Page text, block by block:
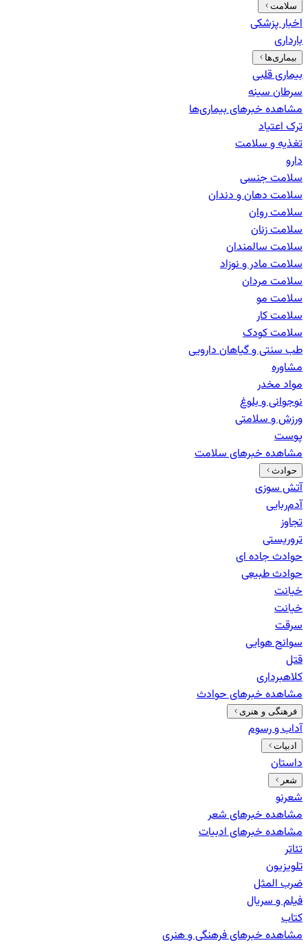
سلامت
اخبار پزشکی
بارداری
بیماری‌ها
بیماری قلبی
سرطان سینه
مشاهده خبرهایبیماری‌ها
ترک اعتیاد
تغذیه و سلامت
دارو
سلامت جنسی
سلامت دهان و دندان
سلامت روان
سلامت زنان
سلامت سالمندان
سلامت مادر و نوزاد
سلامت مردان
سلامت مو
سلامت کار
سلامت کودک
طب سنتی و گیاهان دارویی
مشاوره
مواد مخدر
نوجوانی و بلوغ
ورزش و سلامتی
پوست
مشاهده خبرهایسلامت
حوادث
آتش سوزی
آدم‌ربایی
تجاوز
تروریستی
حوادث جاده ای
حوادث طبیعی
خيانت
خیانت
سرقت
سوانح هوایی
قتل
کلاهبرداری
مشاهده خبرهایحوادث
فرهنگی و هنری
آداب و رسوم
ادبیات
داستان
شعر
شعرنو
مشاهده خبرهایشعر
مشاهده خبرهایادبیات
تئاتر
تلویزیون
ضرب المثل
فیلم و سریال
کتاب
مشاهده خبرهایفرهنگی و هنری